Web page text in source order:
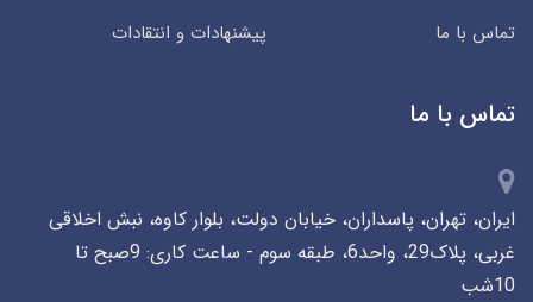
تماس با ما
پیشنهادات و انتقادات
تماس با ما
ایران، تهران، پاسداران، خیابان دولت، بلوار کاوه، نبش اخلاقی
غربی، پلاک29، واحد6، طبقه سوم - ساعت کاری: 9صبح تا
10شب